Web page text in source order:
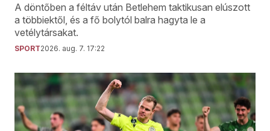
A döntőben a féltáv után Betlehem taktikusan elúszott
a többiektől, és a fő bolytól balra hagyta le a
vetélytársakat.
SPORT2026. aug. 7. 17:22